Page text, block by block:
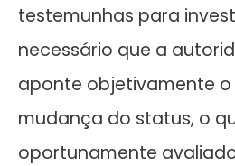
testemunhas para
necessário que a
aponte objetivamente
mudança do status, o
oportunamente